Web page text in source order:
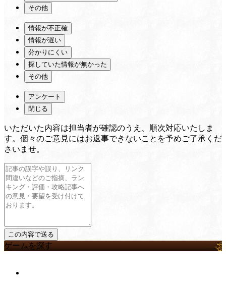
その他
情報が不正確
情報が遅い
分かりにくい
探していた情報が無かった
その他
アンケート
閉じる
いただいた内容は担当者が確認のうえ、順次対応いたしま
す。個々のご意見にはお返事できないことを予めご了承くだ
さいませ。
ゲームを探す